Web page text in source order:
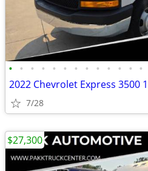
• • • • • • • • • • • • •
7/28
$27,300